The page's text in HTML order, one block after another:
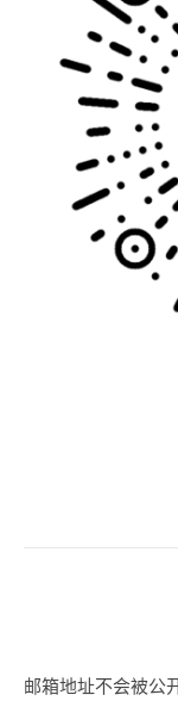
邮箱地址不会被公